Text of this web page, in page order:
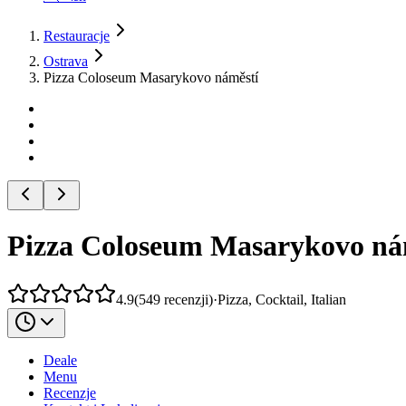
Restauracje
Ostrava
Pizza Coloseum Masarykovo náměstí
Pizza Coloseum Masarykovo
4.9(549 recenzji)·Pizza, Cocktail, Italian
Deale
Menu
Recenzje